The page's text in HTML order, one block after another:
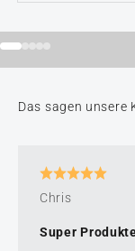
Creator's
Chris
Super